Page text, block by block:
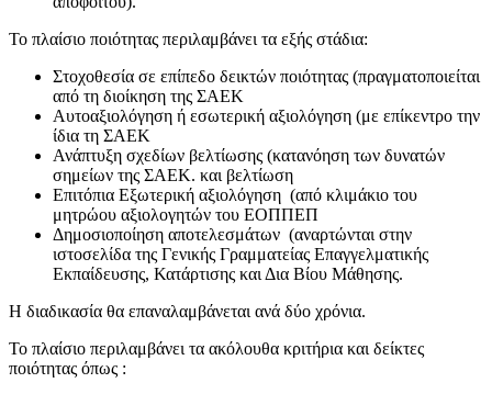
Το πλαίσιο ποιότητας περιλαμβάνει τα εξής στάδια:
Στοχοθεσία σε επίπεδο δεικτών ποιότητας (πραγματοποιείται
από τη διοίκηση της ΣΑΕΚ
Αυτοαξιολόγηση ή εσωτερική αξιολόγηση (με επίκεντρο την
ίδια τη ΣΑΕΚ
Ανάπτυξη σχεδίων βελτίωσης (κατανόηση των δυνατών
σημείων της ΣΑΕΚ. και βελτίωση
Επιτόπια Εξωτερική αξιολόγηση (από κλιμάκιο του
μητρώου αξιολογητών του ΕΟΠΠΕΠ
Δημοσιοποίηση αποτελεσμάτων (αναρτώνται στην
ιστοσελίδα της Γενικής Γραμματείας Επαγγελματικής
Εκπαίδευσης, Κατάρτισης και Δια Βίου Μάθησης.
Η διαδικασία θα επαναλαμβάνεται ανά δύο χρόνια.
Το πλαίσιο περιλαμβάνει τα ακόλουθα κριτήρια και δείκτες
ποιότητας όπως :